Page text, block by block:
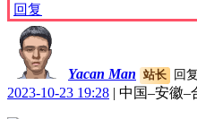
回复
Yacan Man 站长 回复
2023-10-23 19:28 中国–安徽–